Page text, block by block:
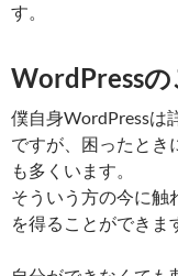
す。
WordPress
僕自身WordPressは
ですが、困ったとき
も多くいます。
そういう方の今に触
を得ることができま